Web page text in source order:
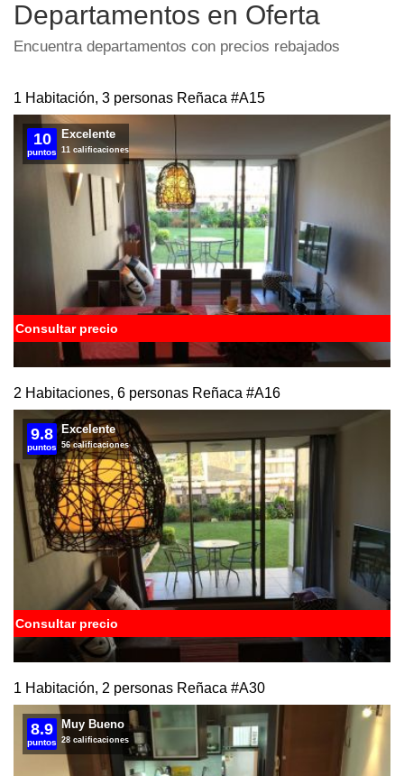
Departamentos en Oferta
Encuentra departamentos con precios rebajados
1 Habitación, 3 personas Reñaca #A15
10
puntos
Excelente
11 calificaciones
Consultar precio
2 Habitaciones, 6 personas Reñaca #A16
9.8
puntos
Excelente
56 calificaciones
Consultar precio
1 Habitación, 2 personas Reñaca #A30
8.9
puntos
Muy Bueno
28 calificaciones